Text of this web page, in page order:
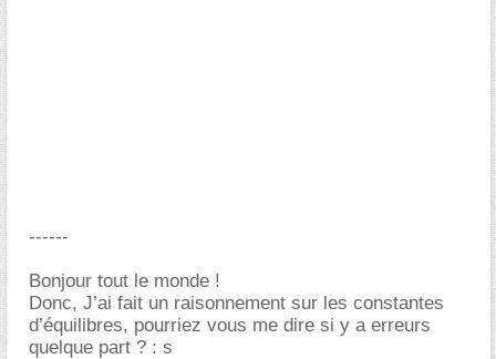
------
Bonjour tout le monde !
Donc, J’ai fait un raisonnement sur les constantes
d’équilibres, pourriez vous me dire si y a erreurs
quelque part ? : s